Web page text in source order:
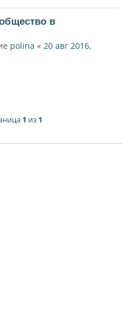
в
polina « 20 авг 2016,
1 из 1